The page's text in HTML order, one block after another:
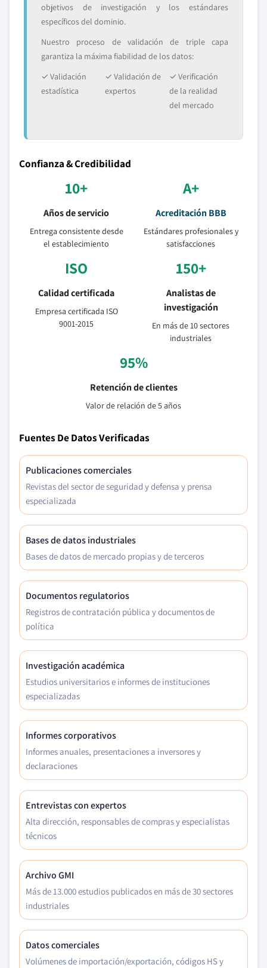
objetivos de investigación y los estándares
específicos del dominio.
Nuestro proceso de validación de triple capa
garantiza la máxima fiabilidad de los datos:
✓ Validación
estadística
✓ Validación de
expertos
✓ Verificación
de la realidad
del mercado
Confianza & Credibilidad
10+
Años de servicio
Entrega consistente desde
el establecimiento
A+
Acreditación BBB
Estándares profesionales y
satisfacciones
ISO
Calidad certificada
Empresa certificada ISO
9001-2015
150+
Analistas de
investigación
En más de 10 sectores
industriales
95%
Retención de clientes
Valor de relación de 5 años
Fuentes De Datos Verificadas
Publicaciones comerciales
Revistas del sector de seguridad y defensa y prensa
especializada
Bases de datos industriales
Bases de datos de mercado propias y de terceros
Documentos regulatorios
Registros de contratación pública y documentos de
política
Investigación académica
Estudios universitarios e informes de instituciones
especializadas
Informes corporativos
Informes anuales, presentaciones a inversores y
declaraciones
Entrevistas con expertos
Alta dirección, responsables de compras y especialistas
técnicos
Archivo GMI
Más de 13.000 estudios publicados en más de 30 sectores
industriales
Datos comerciales
Volúmenes de importación/exportación, códigos HS y